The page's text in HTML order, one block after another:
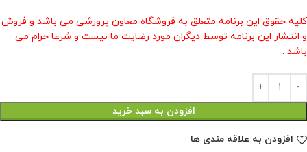
کلیه حقوق این برنامه متعلق به فروشگاه معاون پرورشی می باشد و فروش
و انتشار این برنامه توسط دیگران مورد رضایت ما نیست و شرعا حرام می
باشد .
افزودن به سبد خرید
افزودن به علاقه مندی ها